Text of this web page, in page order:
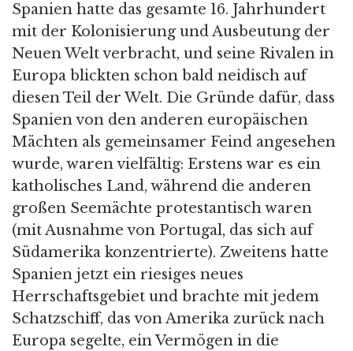
Spanien hatte das gesamte 16. Jahrhundert
mit der Kolonisierung und Ausbeutung der
Neuen Welt verbracht, und seine Rivalen in
Europa blickten schon bald neidisch auf
diesen Teil der Welt. Die Gründe dafür, dass
Spanien von den anderen europäischen
Mächten als gemeinsamer Feind angesehen
wurde, waren vielfältig: Erstens war es ein
katholisches Land, während die anderen
großen Seemächte protestantisch waren
(mit Ausnahme von Portugal, das sich auf
Südamerika konzentrierte). Zweitens hatte
Spanien jetzt ein riesiges neues
Herrschaftsgebiet und brachte mit jedem
Schatzschiff, das von Amerika zurück nach
Europa segelte, ein Vermögen in die